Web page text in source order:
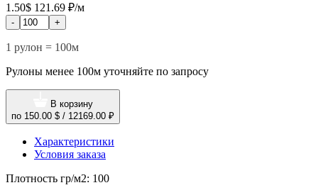
1.50$ 121.69 ₽/м
- +
1 рулон = 100м
Рулоны менее 100м уточняйте по запросу
В корзину
по 150.00 $ / 12169.00 ₽
Характеристики
Условия заказа
Плотность гр/м2: 100